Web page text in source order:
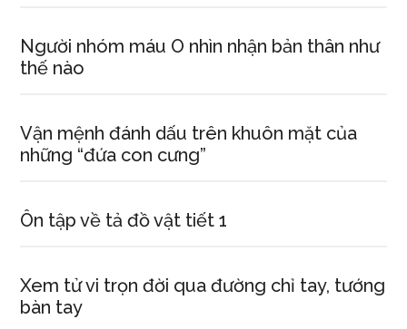
Người nhóm máu O nhìn nhận bản thân như
thế nào
Vận mệnh đánh dấu trên khuôn mặt của
những “đứa con cưng”
Ôn tập về tả đồ vật tiết 1
Xem tử vi trọn đời qua đường chỉ tay, tướng
bàn tay